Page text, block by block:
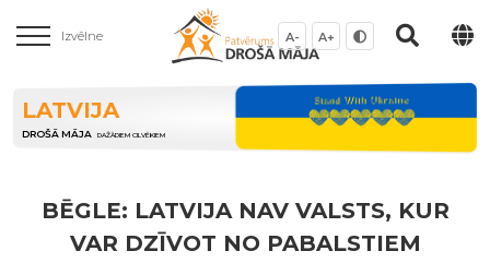
Izvēlne A- A+
LATVIJA
DROŠĀ MĀJA DAŽĀDIEM CILVĒKIEM
BĒGLE: LATVIJA NAV VALSTS, KUR
VAR DZĪVOT NO PABALSTIEM